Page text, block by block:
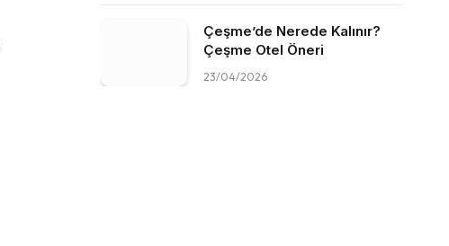
Çeşme’de Nerede Kalınır?
Çeşme Otel Öneri
23/04/2026